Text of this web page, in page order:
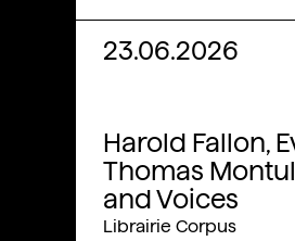
23.06.2026
Harold Fallon,
Thomas
and Voices
Librairie Corpus